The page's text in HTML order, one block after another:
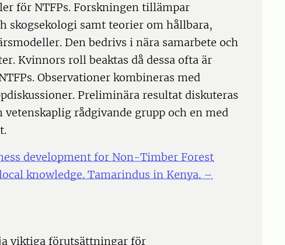
för NTFPs. Forskningen tillämpar
skogsekologi samt teorier om hållbara,
Den bedrivs i nära samarbete och
Kvinnors roll beaktas då dessa ofta är
Observationer kombineras med
Preliminära resultat diskuteras
rådgivande grupp och en med
development for Non-Timber Forest
knowledge. Tamarindus in Kenya. –
viktiga förutsättningar för